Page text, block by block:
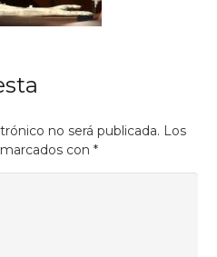
no será publicada. Los
con *